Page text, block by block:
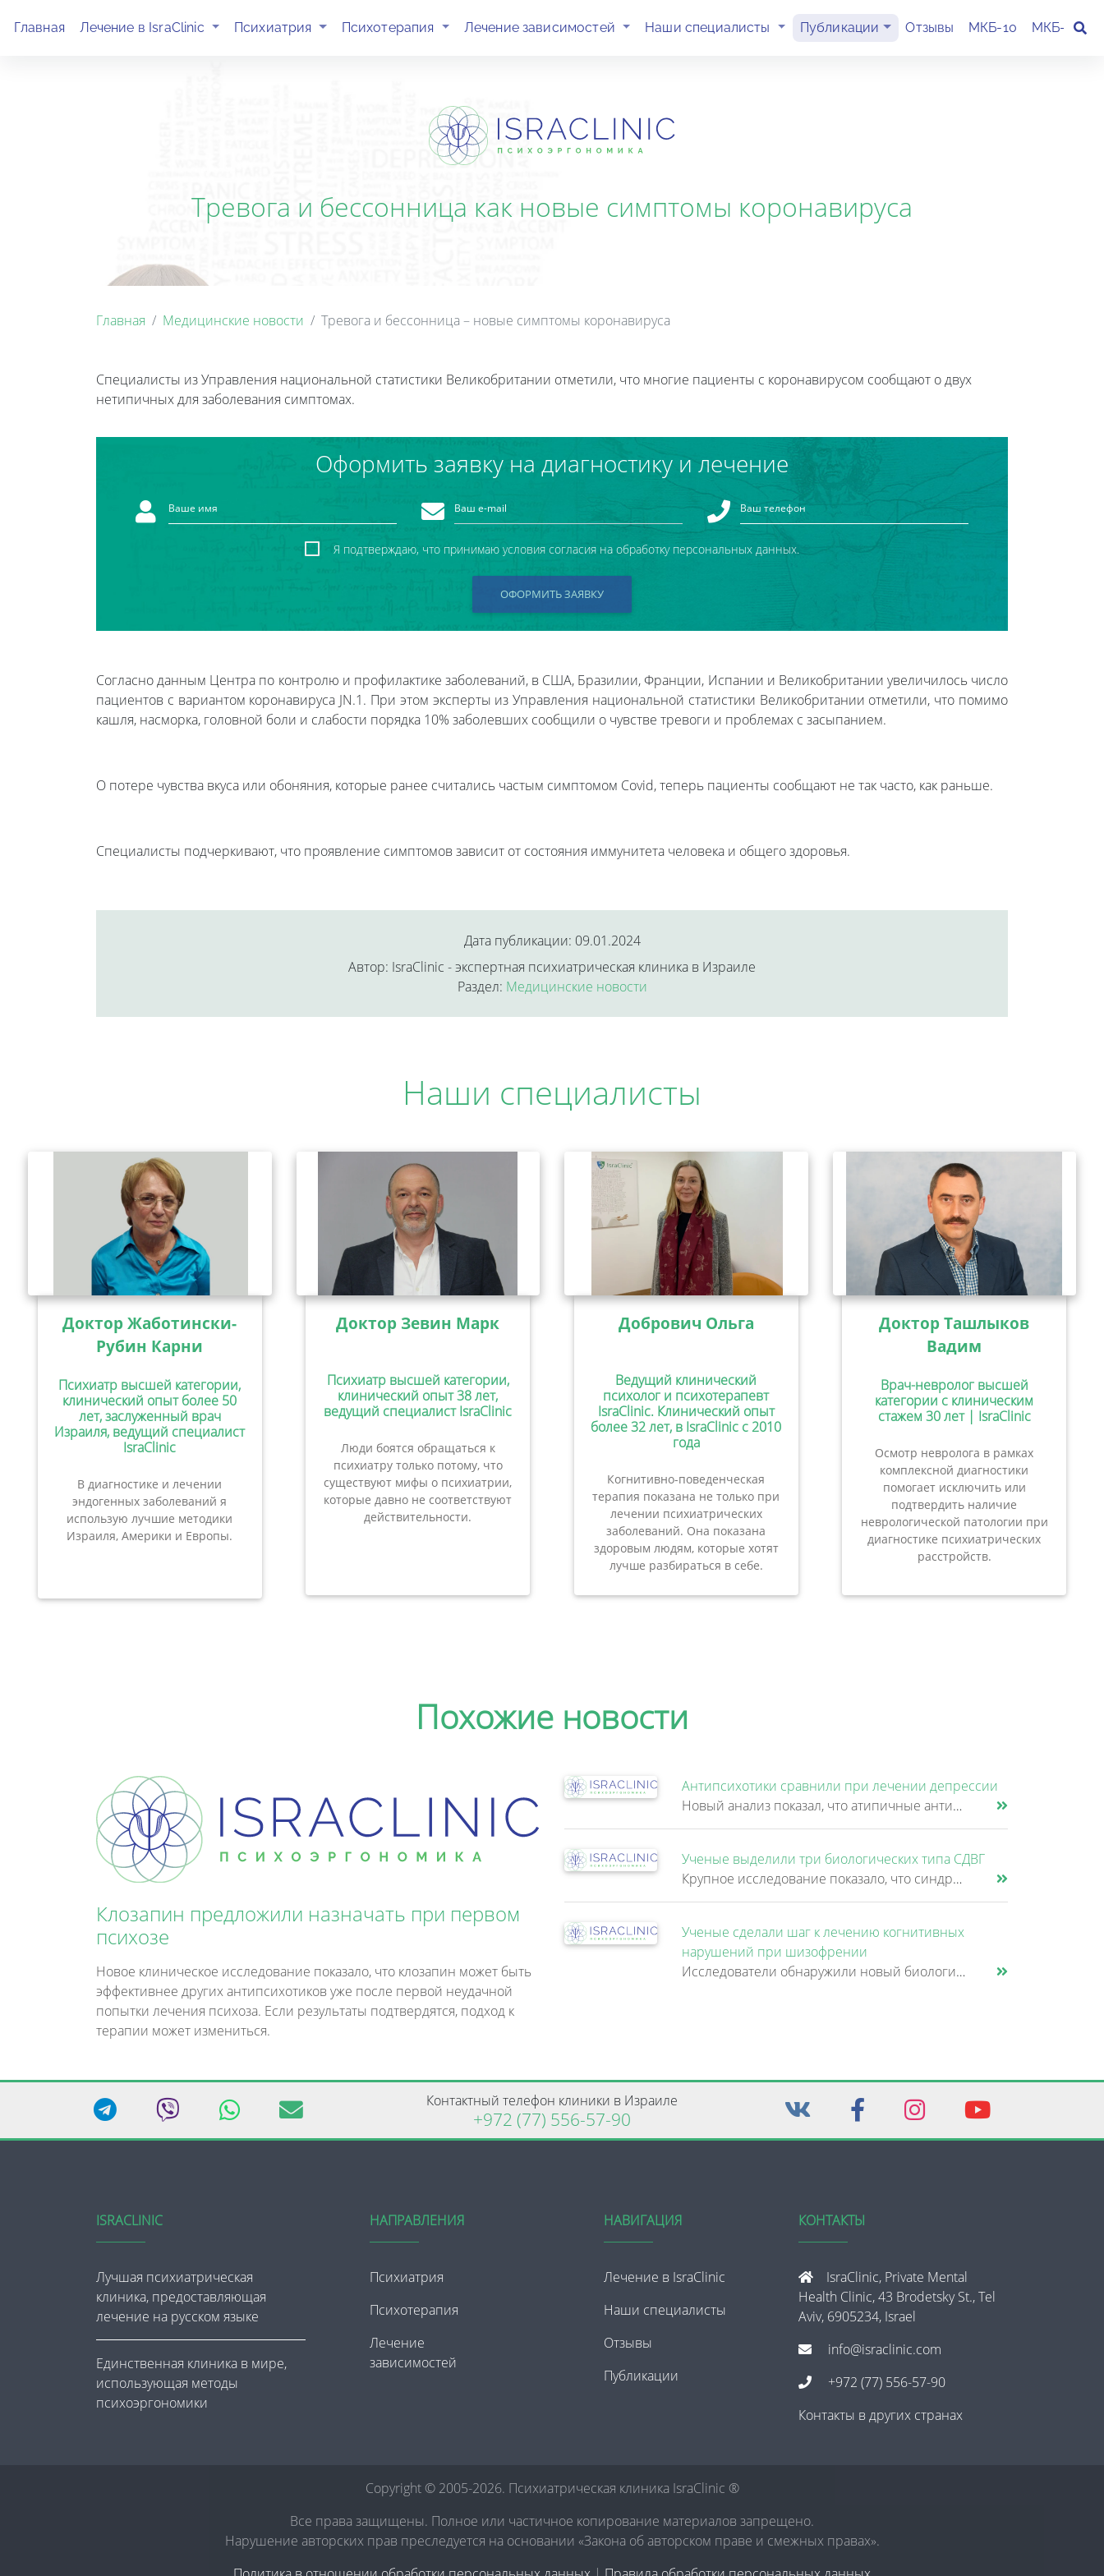
Главная Лечение в IsraClinic (current)Психиатрия (current)Психотерапия (current)Лечение зависимостей (current)Наши специалисты (current)Публикации Отзывы МКБ-10 МКБ-11
Тревога и бессонница как новые симптомы коронавируса
Главная Медицинские новости Тревога и бессонница – новые симптомы коронавируса
Специалисты из Управления национальной статистики Великобритании отметили, что многие пациенты с коронавирусом сообщают о двух
нетипичных для заболевания симптомах.
Оформить заявку на диагностику и лечение
Я подтверждаю, что принимаю условия согласия на обработку персональных данных.
ОФОРМИТЬ ЗАЯВКУ
Согласно данным Центра по контролю и профилактике заболеваний, в США, Бразилии, Франции, Испании и Великобритании увеличилось число
пациентов с вариантом коронавируса JN.1. При этом эксперты из Управления национальной статистики Великобритании отметили, что помимо
кашля, насморка, головной боли и слабости порядка 10% заболевших сообщили о чувстве тревоги и проблемах с засыпанием.
О потере чувства вкуса или обоняния, которые ранее считались частым симптомом Covid, теперь пациенты сообщают не так часто, как раньше.
Специалисты подчеркивают, что проявление симптомов зависит от состояния иммунитета человека и общего здоровья.
Дата публикации: 09.01.2024
Автор: IsraClinic - экспертная психиатрическая клиника в Израиле
Раздел: Медицинские новости
Наши специалисты
Доктор Жаботински-
Рубин Карни
Психиатр высшей категории,
клинический опыт более 50
лет, заслуженный врач
Израиля, ведущий специалист
IsraClinic
В диагностике и лечении
эндогенных заболеваний я
использую лучшие методики
Израиля, Америки и Европы.
Доктор Зевин Марк
Психиатр высшей категории,
клинический опыт 38 лет,
ведущий специалист IsraClinic
Люди боятся обращаться к
психиатру только потому, что
существуют мифы о психиатрии,
которые давно не соответствуют
действительности.
Добрович Ольга
Ведущий клинический
психолог и психотерапевт
IsraClinic. Клинический опыт
более 32 лет, в IsraClinic с 2010
года
Когнитивно-поведенческая
терапия показана не только при
лечении психиатрических
заболеваний. Она показана
здоровым людям, которые хотят
лучше разбираться в себе.
Доктор Ташлыков
Вадим
Врач-невролог высшей
категории с клиническим
стажем 30 лет | IsraClinic
Осмотр невролога в рамках
комплексной диагностики
помогает исключить или
подтвердить наличие
неврологической патологии при
диагностике психиатрических
расстройств.
Похожие новости
Клозапин предложили назначать при первом
психозе
Новое клиническое исследование показало, что клозапин может быть
эффективнее других антипсихотиков уже после первой неудачной
попытки лечения психоза. Если результаты подтвердятся, подход к
терапии может измениться.
Антипсихотики сравнили при лечении депрессии
Новый анализ показал, что атипичные антипсихотики, которые иногда добавляют к антидепрессантам при большом депрессивном......
Ученые выделили три биологических типа СДВГ
Крупное исследование показало, что синдром дефицита внимания и гиперактивности (СДВГ) может включать не два, а три биоло......
Ученые сделали шаг к лечению когнитивных
нарушений при шизофрении
Исследователи обнаружили новый биологический механизм, который может быть связан с нарушением памяти и внимания при шизо......
Контактный телефон клиники в Израиле
+972 (77) 556-57-90
ISRACLINIC
Лучшая психиатрическая
клиника, предоставляющая
лечение на русском языке
Единственная клиника в мире,
использующая методы
психоэргономики
НАПРАВЛЕНИЯ
Психиатрия
Психотерапия
Лечение
зависимостей
НАВИГАЦИЯ
Лечение в IsraClinic
Наши специалисты
Отзывы
Публикации
КОНТАКТЫ
IsraClinic, Private Mental
Health Clinic, 43 Brodetsky St., Tel
Aviv, 6905234, Israel
info@israclinic.com
+972 (77) 556-57-90
Контакты в других странах
Copyright © 2005-2026. Психиатрическая клиника IsraClinic ®
Все права защищены. Полное или частичное копирование материалов запрещено.
Нарушение авторских прав преследуется на основании «Закона об авторском праве и смежных правах».